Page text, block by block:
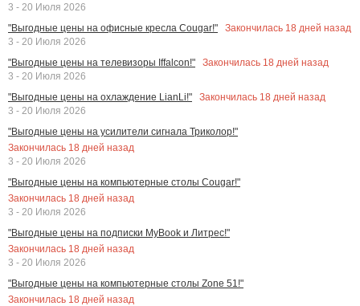
3 - 20 Июля 2026
"Выгодные цены на офисные кресла Cougar!"
Закончилась 18 дней назад
3 - 20 Июля 2026
"Выгодные цены на телевизоры Iffalcon!"
Закончилась 18 дней назад
3 - 20 Июля 2026
"Выгодные цены на охлаждение LianLi!"
Закончилась 18 дней назад
3 - 20 Июля 2026
"Выгодные цены на усилители сигнала Триколор!"
Закончилась 18 дней назад
3 - 20 Июля 2026
"Выгодные цены на компьютерные столы Cougar!"
Закончилась 18 дней назад
3 - 20 Июля 2026
"Выгодные цены на подписки MyBook и Литрес!"
Закончилась 18 дней назад
3 - 20 Июля 2026
"Выгодные цены на компьютерные столы Zone 51!"
Закончилась 18 дней назад